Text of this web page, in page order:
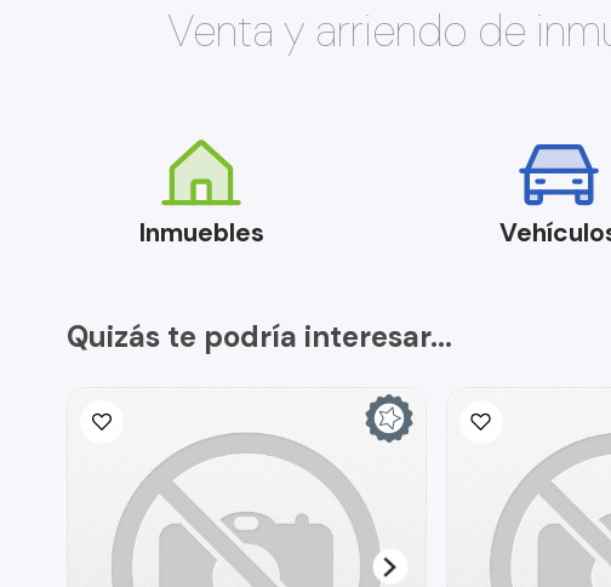
Venta y arriendo de
Inmuebles
Quizás te podría interesar...